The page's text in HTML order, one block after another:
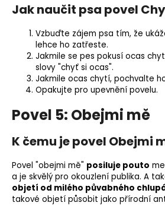
Jak naučit psa povel
Vzbuďte zájem psa tím, že
lehce ho zatřeste.
Jakmile se pes pokusí ocas
slovy "chyť si ocas".
Jakmile ocas chytí, pochvalte
Opakujte pro upevnění povelu.
Povel 5: Obejmi mě
K čemu je povel Obejmi
Povel "obejmi mě" posiluje pouto
a je skvělý pro okouzlení publika. A
objetí od milého půvabného
takové objetí působit jako přírodní